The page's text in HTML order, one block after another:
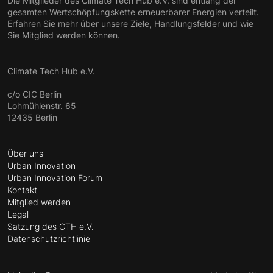
gesamten Wertschöpfungskette erneuerbarer Energien verteilt.
Erfahren Sie mehr über unsere Ziele, Handlungsfelder und wie
Sie Mitglied werden können.
Climate Tech Hub e.V.
c/o CIC Berlin
Lohmühlenstr. 65
12435 Berlin
Über uns
Urban Innovation
Urban Innovation Forum
Kontakt
Mitglied werden
Legal
Satzung des CTH e.V.
Datenschutzrichtlinie